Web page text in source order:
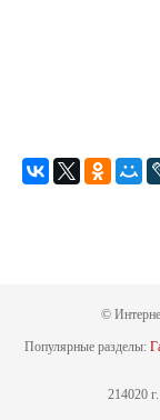
©
Популярные разделы:
214020